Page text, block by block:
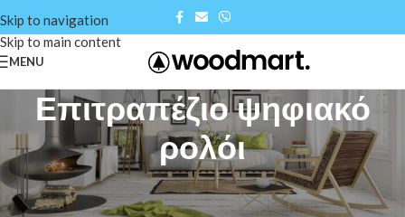
Skip to navigation
Skip to main content
MENU
Επιτραπέζιο ψηφιακό
ρολόι
Αρχική σελίδα/ Shop/Επιτραπέζιο ψηφιακό ρολόι
Προβάλλονται όλα - 2 αποτελέσματα